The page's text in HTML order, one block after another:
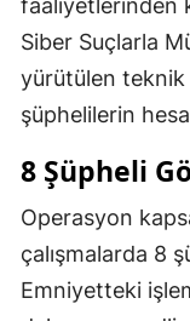
Siber Suçlarla
yürütülen teknik
şüphelilerin
8 Şüpheli
Operasyon
çalışmalarda 8
Emniyetteki